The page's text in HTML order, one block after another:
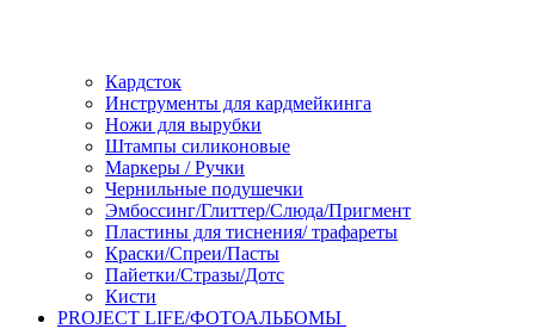
Кардсток
Инструменты для кардмейкинга
Ножи для вырубки
Штампы силиконовые
Маркеры / Ручки
Чернильные подушечки
Эмбоссинг/Глиттер/Слюда/Пригмент
Пластины для тиснения/ трафареты
Краски/Спреи/Пасты
Пайетки/Стразы/Дотс
Кисти
PROJECT LIFE/ФОТОАЛЬБОМЫ